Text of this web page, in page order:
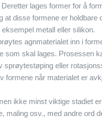
lages former for å
at disse formene er holdbare
eksempel metall eller silikon.
agnmaterialet inn i
som skal lages. Prosessen
sprøytestøping eller
formene når materialet er
ikke minst viktige stadiet
maling osv., med andre ord